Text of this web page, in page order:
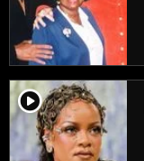
player2